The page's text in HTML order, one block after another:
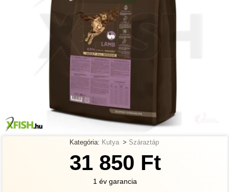
Kategória: Kutya > Száraztáp
31 850 Ft
1 év garancia